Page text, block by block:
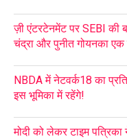
ज़ी एंटरटेनमेंट पर SEBI की
चंद्रा और पुनीत गोयनका
NBDA में नेटवर्क18 का
इस भूमिका में रहेंगे!
मोदी को लेकर टाइम पत्रिका